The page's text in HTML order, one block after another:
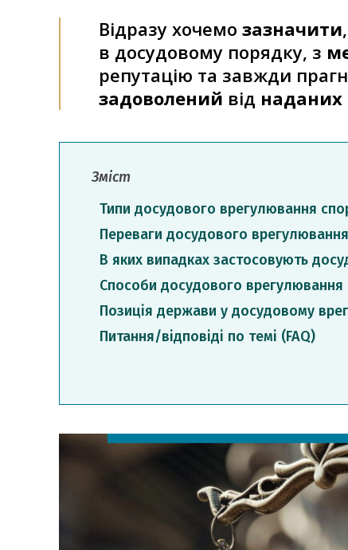
Відразу хочемо зазначити
в досудовому порядку, з
репутацію та завжди
задоволений від наданих
Зміст
Типи досудового врегулювання
Переваги досудового
В яких випадках застосовують
Способи досудового врегулювання
Позиція держави у досудовому
Питання/відповіді по темі (FAQ)